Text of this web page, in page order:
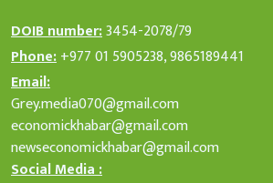
DOIB number:3454-2078/79
Phone:+977 01 5905238, 9865189441
Email:
Grey.media070@gmail.com
economickhabar@gmail.com
newseconomickhabar@gmail.com
Social Media :